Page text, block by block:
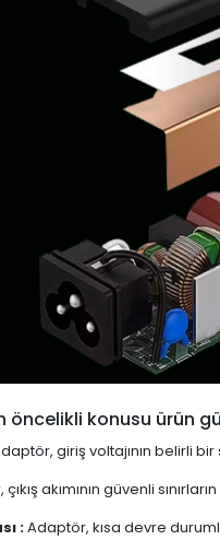
öncelikli konusu ürün
giriş voltajının belirli bir
akımının güvenli
:Adaptör, kısa devre